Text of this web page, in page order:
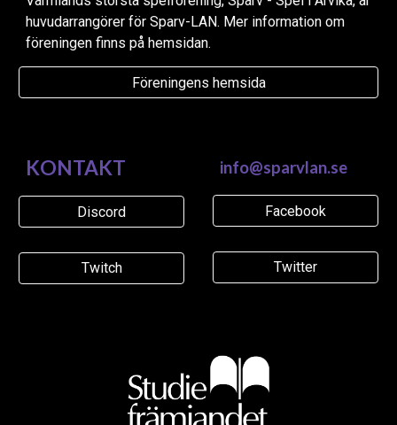
huvudarrangörer för Sparv-LAN. Mer information om
föreningen finns på hemsidan.
Föreningens hemsida
KONTAKT
Discord
Twitch
info@sparvlan.se
Facebook
Twitter